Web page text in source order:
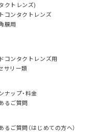
クトレンズ)
コンタクトレンズ
膜用
コンタクトレンズ用
サリー類
ナップ・料金
るご質問
るご質問（はじめての方へ）